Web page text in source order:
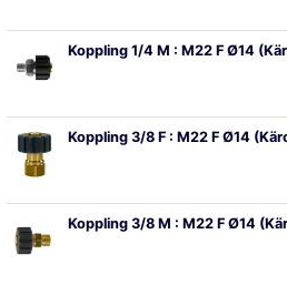
Koppling 1/4 M : M22 F Ø14
Koppling 3/8 F : M22 F Ø14
Koppling 3/8 M : M22 F Ø14